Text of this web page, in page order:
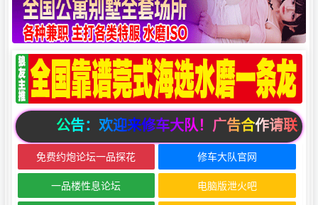
公告：欢迎来修车大队！广告合作请联
免费约炮论坛一品探花 修车大队官网
一品楼性息论坛 电脑版泄火吧